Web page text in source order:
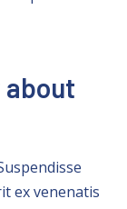
about
ex venenatis